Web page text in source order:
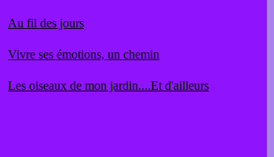
Au fil des jours
Vivre ses émotions, un chemin
Les oiseaux de mon jardin....Et d'ailleurs